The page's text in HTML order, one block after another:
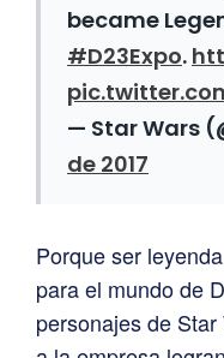
became
#D23Expo.
— Star Wars
de 2017
Porque ser
para el mundo de
personajes de